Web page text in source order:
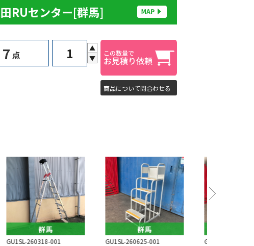
RUセンター[群馬]
7 点
▲
▼
商品について問合わせる
GU1SL-260625-001 GU1SL-260625-002